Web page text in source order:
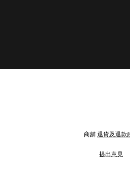
商舖退貨及退款
提出意見